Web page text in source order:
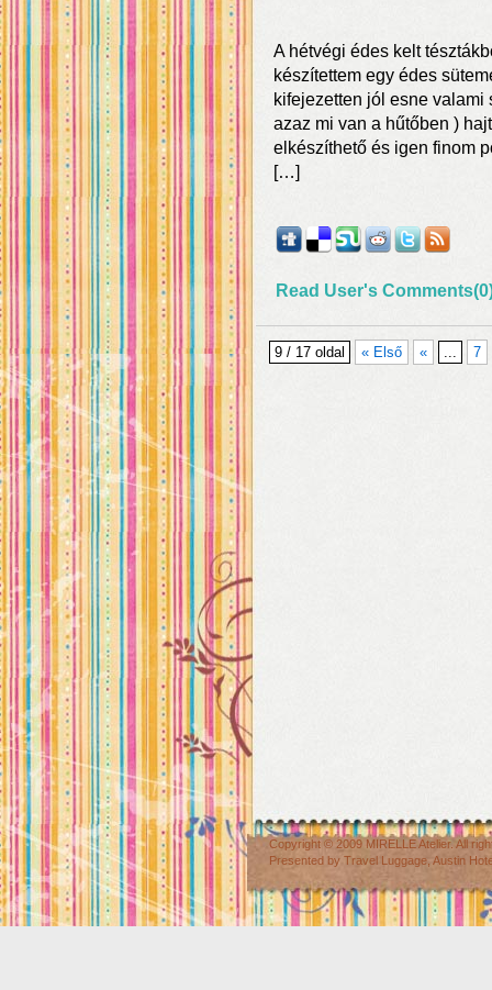
A hétvégi édes kelt
készítettem egy édes
kifejezetten jól esne valami
azaz mi van a hűtőben )
elkészíthető és igen finom
[…]
Read User's
9 / 17 oldal « Első « ... 7
Copyright © 2009 MIRELLE Atelier. All
Presented by Travel Luggage Austin